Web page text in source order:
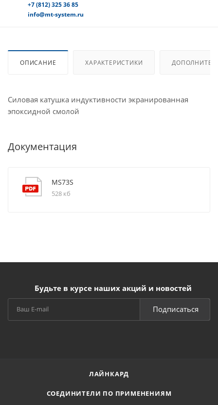
+7 (812) 325 36 85
info@mt-system.ru
ОПИСАНИЕ ХАРАКТЕРИСТИКИ
Силовая катушка индуктивности экранированная
эпоксидной смолой
Документация
MS73S
528 кб
Будьте в курсе наших акций и новостей
Подписаться
ЛАЙНКАРД
СОЕДИНИТЕЛИ ПО ПРИМЕНЕНИЯМ